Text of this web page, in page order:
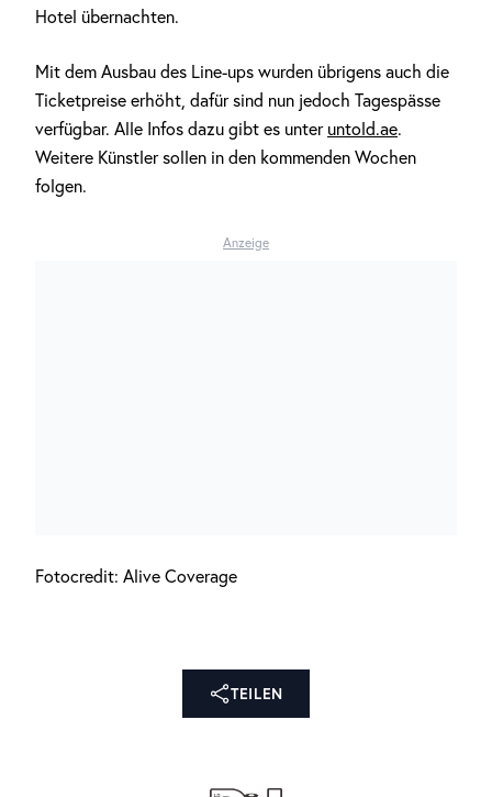
Hotel übernachten.
Mit dem Ausbau des Line-ups wurden übrigens auch die
Ticketpreise erhöht, dafür sind nun jedoch Tagespässe
verfügbar. Alle Infos dazu gibt es unter untold.ae.
Weitere Künstler sollen in den kommenden Wochen
folgen.
Anzeige
Fotocredit: Alive Coverage
TEILEN